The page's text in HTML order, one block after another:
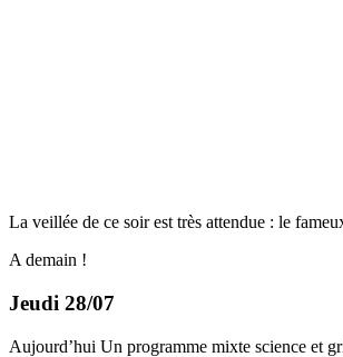
La veillée de ce soir est très attendue : le
A demain !
Jeudi 28/07
Aujourd’hui Un programme mixte science et